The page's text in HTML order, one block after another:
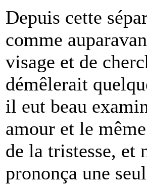
Depuis cette
comme
visage et de
démêlerait
il eut beau
amour et le
de la tristesse, et
prononça une